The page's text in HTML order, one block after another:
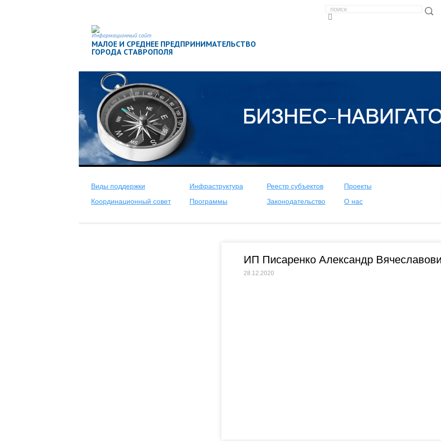
Информационный сайт
МАЛОЕ И СРЕДНЕЕ ПРЕДПРИНИМАТЕЛЬСТВО
ГОРОДА СТАВРОПОЛЯ
<
Виды поддержки Инфраструктура Реестр субъектов
Проекты
Координационный совет
Программы Законодательство О нас
ИП Писаренко Александр
28.12.2020